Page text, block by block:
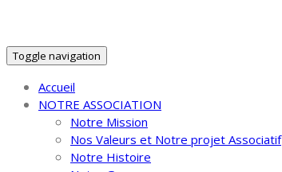
Toggle navigation
Accueil
NOTRE ASSOCIATION
Notre Mission
Nos Valeurs et Notre projet Associatif
Notre Histoire